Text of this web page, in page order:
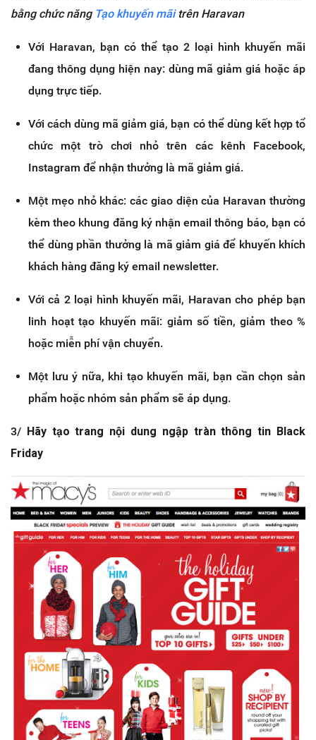
bằng chức năng Tạo khuyến mãitrên Haravan
Với Haravan, bạn có thể tạo 2 loại hình khuyến mãi
đang thông dụng hiện nay: dùng mã giảm giá hoặc áp
dụng trực tiếp.
Với cách dùng mã giảm giá, bạn có thể dùng kết hợp tổ
chức một trò chơi nhỏ trên các kênh Facebook,
Instagram để nhận thưởng là mã giảm giá.
Một mẹo nhỏ khác: các giao diện của Haravan thường
kèm theo khung đăng ký nhận email thông báo, bạn có
thể dùng phần thưởng là mã giảm giá để khuyến khích
khách hàng đăng ký email newsletter.
Với cả 2 loại hình khuyến mãi, Haravan cho phép bạn
linh hoạt tạo khuyến mãi: giảm số tiền, giảm theo %
hoặc miễn phí vận chuyển.
Một lưu ý nữa, khi tạo khuyến mãi, bạn cần chọn sản
phẩm hoặc nhóm sản phẩm sẽ áp dụng.
3/ Hãy tạo trang nội dung ngập tràn thông tin Black
Friday